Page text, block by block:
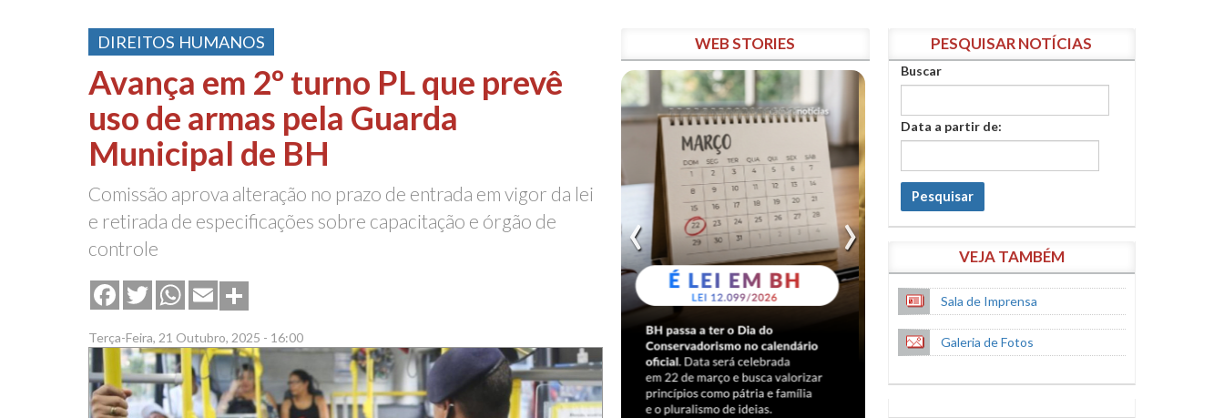
DIREITOS HUMANOS
Avança em 2º turno PL que prevê
uso de armas pela Guarda
Municipal de BH
Comissão aprova alteração no prazo de entrada em vigor da lei
e retirada de especificações sobre capacitação e órgão de
controle
FacebookTwitterWhatsApp
Email
Terça-Feira, 21 Outubro, 2025 - 16:00
WEB STORIES PESQUISAR NOTÍCIAS
Buscar
Data a partir de:
Pesquisar
VEJA TAMBÉM
Sala de Imprensa
Galeria de Fotos